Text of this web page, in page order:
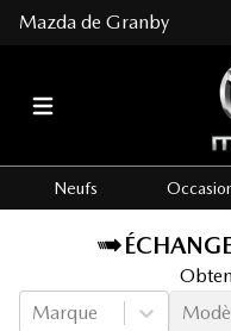
Mazda de Granby
Neufs
Marque